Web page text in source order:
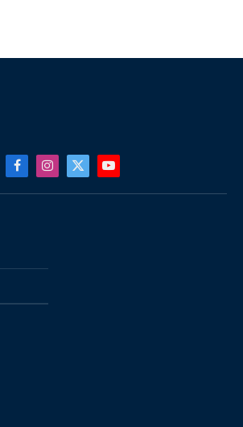
FacebookInstagram
X
YouTube